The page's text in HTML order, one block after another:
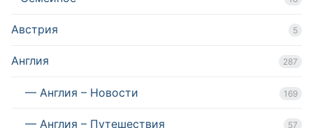
Австрия 5
Англия 287
— Англия – Новости 169
— Англия – Путешествия 57